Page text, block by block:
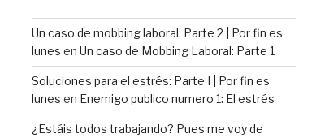
Un caso de mobbing laboral: Parte 2 | Por fin es
lunes en Un caso de Mobbing Laboral: Parte 1
Soluciones para el estrés: Parte I | Por fin es
lunes en Enemigo publico numero 1: El estrés
¿Estáis todos trabajando? Pues me voy de